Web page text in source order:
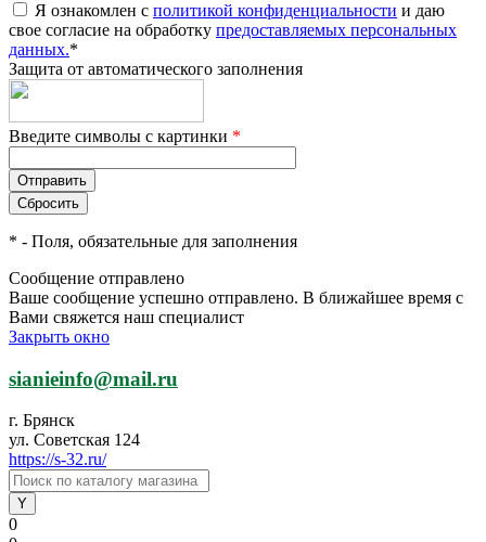
Я ознакомлен с политикой конфиденциальности и даю
свое согласие на обработку предоставляемых персональных
данных.*
Защита от автоматического заполнения
Введите символы с картинки *
* - Поля, обязательные для заполнения
Сообщение отправлено
Ваше сообщение успешно отправлено. В ближайшее время с
Вами свяжется наш специалист
Закрыть окно
sianieinfo@mail.ru
г. Брянск
ул. Советская 124
https://s-32.ru/
0